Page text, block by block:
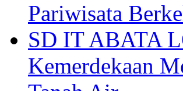
Pariwisata
SD IT ABATA
Kemerdekaan